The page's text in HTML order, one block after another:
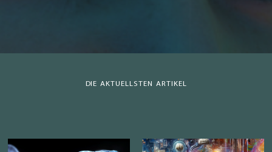
DIE AKTUELLSTEN ARTIKEL